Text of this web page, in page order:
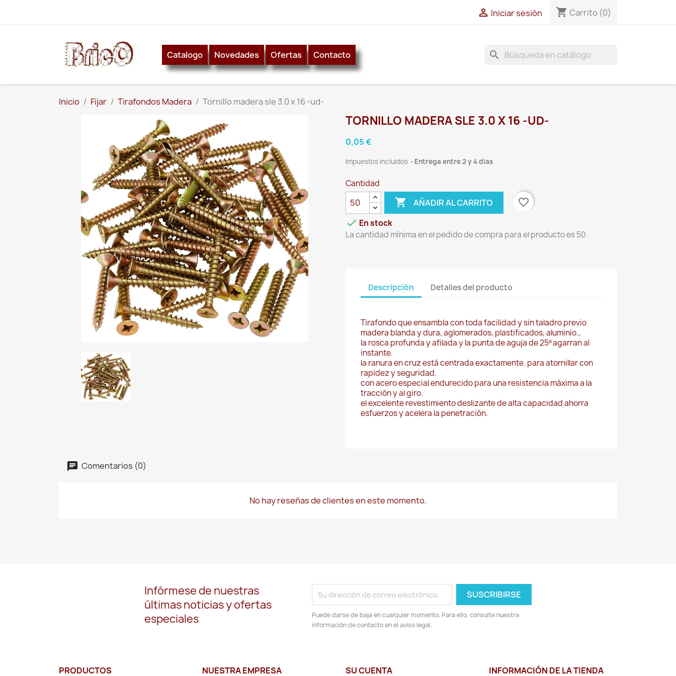
 Iniciar sesión shopping_cart Carrito (0)
Catalogo Novedades Ofertas Contacto search
Inicio Fijar Tirafondos Madera Tornillo madera sle 3.0 x 16 -ud-
TORNILLO MADERA SLE 3.0 X 16 -UD-
0,05 €
Impuestos incluidos Entrega entre 2 y 4 dias
Cantidad
 AÑADIR AL CARRITO
favorite_border
 En stock
La cantidad mínima en el pedido de compra para el producto es 50.
Descripción Detalles del producto
Tirafondo que ensambla con toda facilidad y sin taladro previo
madera blanda y dura, aglomerados, plastificados, aluminio…
la rosca profunda y afilada y la punta de aguja de 25º agarran al
instante.
la ranura en cruz está centrada exactamente. para atornillar con
rapidez y seguridad.
con acero especial endurecido para una resistencia máxima a la
tracción y al giro.
el excelente revestimiento deslizante de alta capacidad ahorra
esfuerzos y acelera la penetración.
Comentarios (0)
No hay reseñas de clientes en este momento.
Infórmese de nuestras
últimas noticias y ofertas
especiales
Puede darse de baja en cualquier momento. Para ello, consulte nuestra
información de contacto en el aviso legal.
PRODUCTOS NUESTRA EMPRESA SU CUENTA INFORMACIÓN DE LA TIENDA